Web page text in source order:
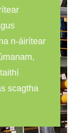
n-áirítear
scagtha